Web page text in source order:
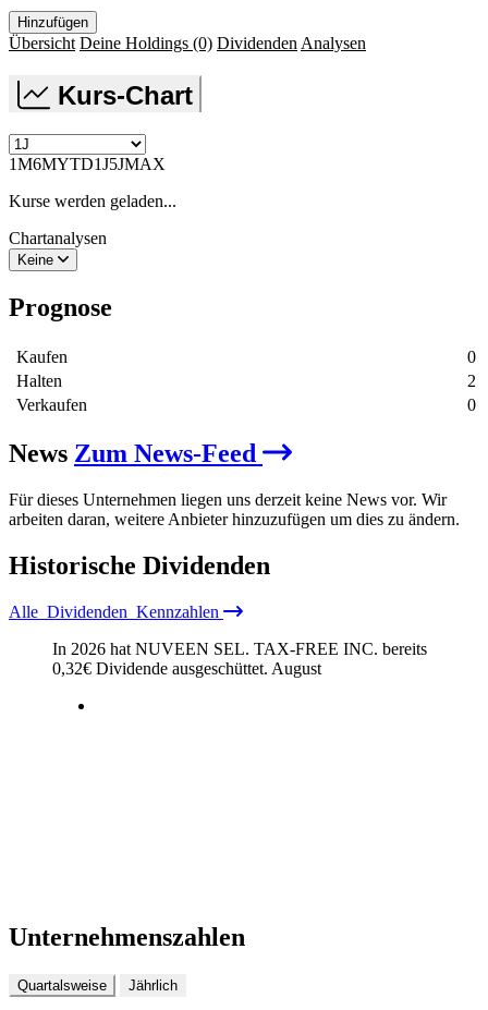
Hinzufügen
Übersicht Deine Holdings (0) Dividenden Analysen
Kurs-Chart
1M6MYTD1J5JMAX
Kurse werden geladen...
Chartanalysen
Keine
Prognose
Kaufen
0
Halten
2
Verkaufen
0
News Zum News-Feed
Für dieses Unternehmen liegen uns derzeit keine News vor. Wir
arbeiten daran, weitere Anbieter hinzuzufügen um dies zu ändern.
Historische Dividenden
Alle Dividenden Kennzahlen
In 2026 hat NUVEEN SEL. TAX-FREE INC. bereits
0,32€ Dividende ausgeschüttet. August
Unternehmenszahlen
Quartalsweise Jährlich